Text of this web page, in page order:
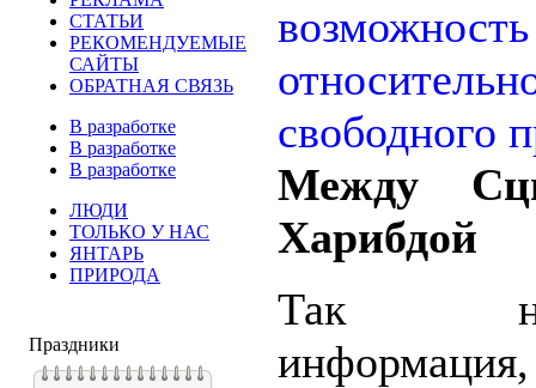
СТАТЬИ
РЕКОМЕНДУЕМЫЕ
САЙТЫ
ОБРАТНАЯ СВЯЗЬ
В разработке
В разработке
В разработке
ЛЮДИ
ТОЛЬКО У НАС
ЯНТАРЬ
ПРИРОДА
Праздники
Между
Харибдой
Так
информация,